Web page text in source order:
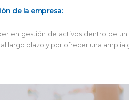
de la empresa:
en gestión de activos dentro de
largo plazo y por ofrecer una amplia